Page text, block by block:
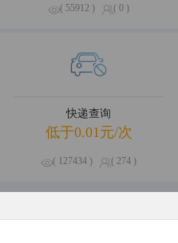
( 55912 ) ( 0 )
快递查询
低于0.01元/次
( 127434 ) ( 274 )
区